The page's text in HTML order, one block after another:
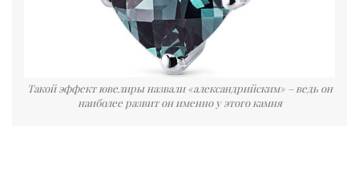
Такой эффект ювелиры назвали «александрийским» – ведь он
наиболее развит он именно у этого камня